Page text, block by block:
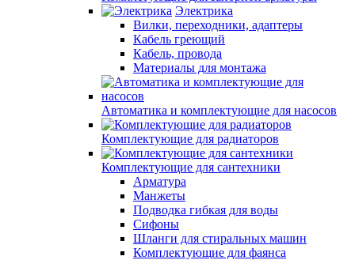
Электрика
Вилки, переходники, адаптеры
Кабель греющий
Кабель, провода
Материалы для монтажа
Автоматика и комплектующие для насосов
Комплектующие для радиаторов
Комплектующие для сантехники
Арматура
Манжеты
Подводка гибкая для воды
Сифоны
Шланги для стиральных машин
Комплектующие для фаянса